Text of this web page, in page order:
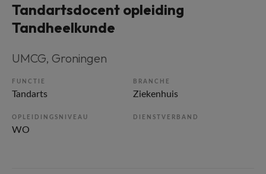
Tandartsdocent opleiding
Tandheelkunde
UMCG, Groningen
FUNCTIE
Tandarts
BRANCHE
Ziekenhuis
OPLEIDINGSNIVEAU
WO
DIENSTVERBAND